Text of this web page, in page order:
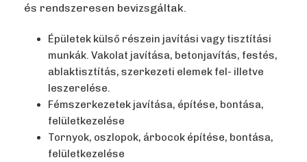
és rendszeresen bevizsgáltak.
Épületek külső részein javítási vagy tisztítási
munkák. Vakolat javítása, betonjavítás, festés,
ablaktisztítás, szerkezeti elemek fel- illetve
leszerelése.
Fémszerkezetek javítása, építése, bontása,
felületkezelése
Tornyok, oszlopok, árbocok építése, bontása,
felületkezelése